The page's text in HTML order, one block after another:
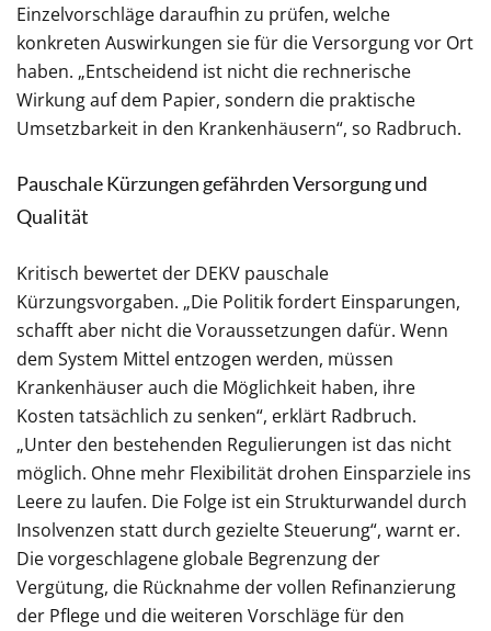
Einzelvorschläge daraufhin zu prüfen, welche
konkreten Auswirkungen sie für die Versorgung vor Ort
haben. „Entscheidend ist nicht die rechnerische
Wirkung auf dem Papier, sondern die praktische
Umsetzbarkeit in den Krankenhäusern“, so Radbruch.
Pauschale Kürzungen gefährden Versorgung und
Qualität
Kritisch bewertet der DEKV pauschale
Kürzungsvorgaben. „Die Politik fordert Einsparungen,
schafft aber nicht die Voraussetzungen dafür. Wenn
dem System Mittel entzogen werden, müssen
Krankenhäuser auch die Möglichkeit haben, ihre
Kosten tatsächlich zu senken“, erklärt Radbruch.
„Unter den bestehenden Regulierungen ist das nicht
möglich. Ohne mehr Flexibilität drohen Einsparziele ins
Leere zu laufen. Die Folge ist ein Strukturwandel durch
Insolvenzen statt durch gezielte Steuerung“, warnt er.
Die vorgeschlagene globale Begrenzung der
Vergütung, die Rücknahme der vollen Refinanzierung
der Pflege und die weiteren Vorschläge für den